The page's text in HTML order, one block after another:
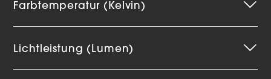
Farbtemperatur (Kelvin)
Lichtleistung (Lumen)